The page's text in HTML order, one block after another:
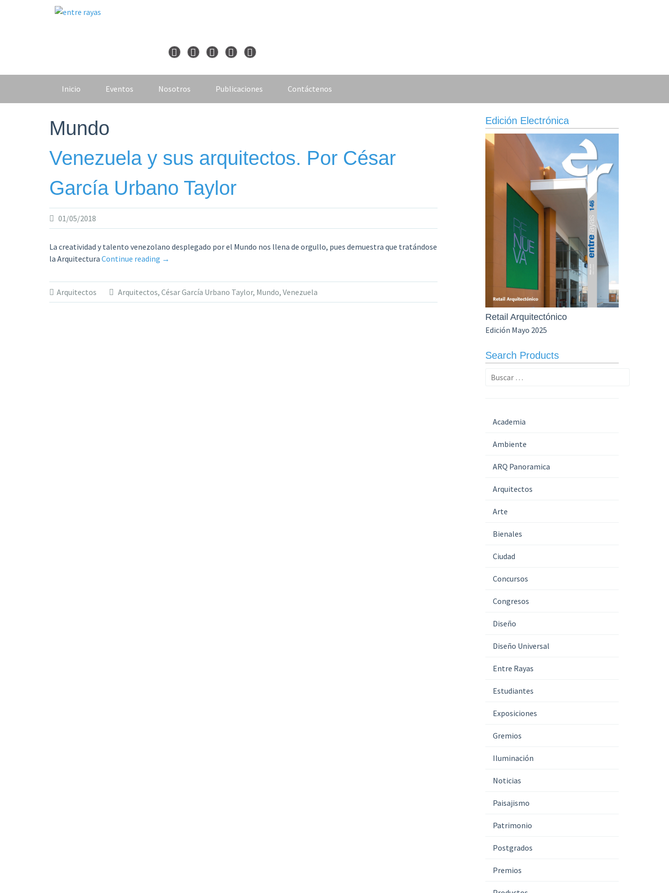
Inicio Eventos Nosotros Publicaciones Contáctenos
Mundo
Venezuela y sus arquitectos. Por César
García Urbano Taylor
01/05/2018
La creatividad y talento venezolano desplegado por el Mundo nos llena de orgullo, pues demuestra que tratándose
la Arquitectura Continue reading «Venezuela
sus
arquitectos.
→
Arquitectos Arquitectos, César García Urbano Taylor, Mundo, Venezuela
Edición Electrónica
Retail Arquitectónico
Edición Mayo 2025
Search Products
Buscar:
Academia
Ambiente
ARQ Panoramica
Arquitectos
Arte
Bienales
Ciudad
Concursos
Congresos
Diseño
Diseño Universal
Entre Rayas
Estudiantes
Exposiciones
Gremios
Iluminación
Noticias
Paisajismo
Patrimonio
Postgrados
Premios